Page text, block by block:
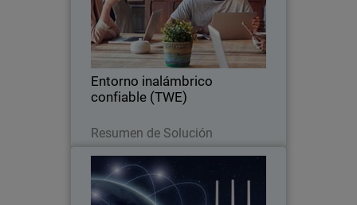
Entorno inalámbrico
confiable (TWE)
Resumen de Solución
seguridad de red Wi-Fi simple en el
framework del entorno inalámbrico
confiable de WatchGuard.
ThumbnailPrincipales razones para
comprar el Wi-Fi seguro de
WatchGuard